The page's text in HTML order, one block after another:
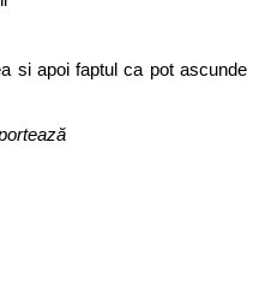
si apoi faptul ca pot ascunde